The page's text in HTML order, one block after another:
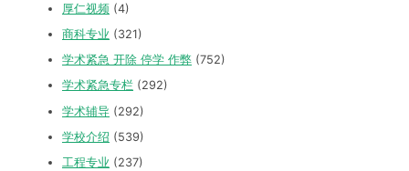
厚仁视频 (4)
商科专业 (321)
学术紧急 开除 停学 作弊 (752)
学术紧急专栏 (292)
学术辅导 (292)
学校介绍 (539)
工程专业 (237)